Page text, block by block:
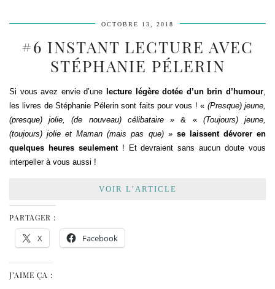
OCTOBRE 13, 2018
#6 INSTANT LECTURE AVEC
STÉPHANIE PÉLERIN
Si vous avez envie d’une lecture légère dotée d’un brin d’humour
les livres de Stéphanie Pélerin sont faits pour vous ! « (Presque) jeune,
(presque) jolie, (de nouveau) célibataire» & « (Toujours) jeune,
(toujours) jolie et Maman (mais pas que)» se laissent dévorer en
quelques heures seulement! Et devraient sans aucun doute vous
interpeller à vous aussi !
VOIR L’ARTICLE
PARTAGER :
X Facebook
J’AIME ÇA :